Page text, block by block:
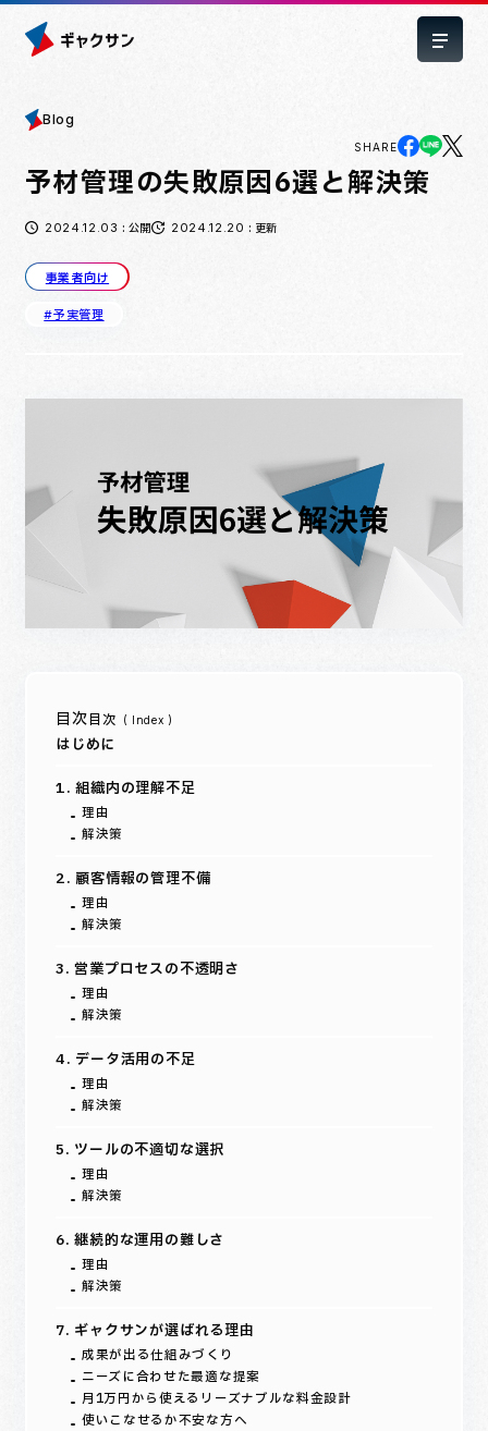
Blog
SHARE
予材管理の失敗原因6選と解決策
2024.12.03 : 公開 2024.12.20 : 更新
事業者向け
#予実管理
目次
はじめに
1. 組織内の理解不足
理由
解決策
2. 顧客情報の管理不備
理由
解決策
3. 営業プロセスの不透明さ
理由
解決策
4. データ活用の不足
理由
解決策
5. ツールの不適切な選択
理由
解決策
6. 継続的な運用の難しさ
理由
解決策
7. ギャクサンが選ばれる理由
成果が出る仕組みづくり
ニーズに合わせた最適な提案
月1万円から使えるリーズナブルな料金設計
使いこなせるか不安な方へ